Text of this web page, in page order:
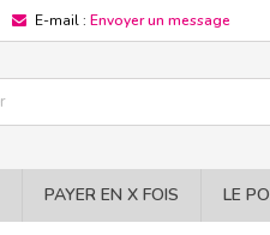
E-mail : Envoyer un message
PAYER EN X FOIS LE